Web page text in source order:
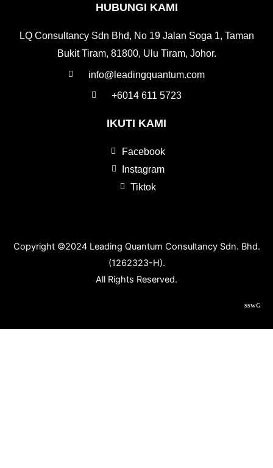
HUBUNGI KAMI
LQ Consultancy Sdn Bhd, No 19 Jalan Soga 1, Taman
Bukit Tiram, 81800, Ulu Tiram, Johor.
info@leadingquantum.com
+6014 611 5723
IKUTI KAMI
Facebook
Instagram
Tiktok
Copyright ©2024 Leading Quantum Consultancy Sdn. Bhd.
(1262323-H).
All Rights Reserved.
sswG